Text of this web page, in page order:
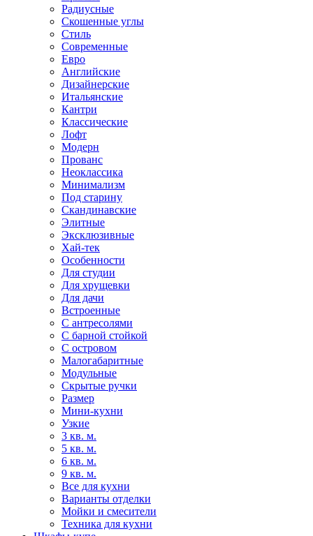
Радиусные
Скошенные углы
Стиль
Современные
Евро
Английские
Дизайнерские
Итальянские
Кантри
Классические
Лофт
Модерн
Прованс
Неоклассика
Минимализм
Под старину
Скандинавские
Элитные
Эксклюзивные
Хай-тек
Особенности
Для студии
Для хрущевки
Для дачи
Встроенные
С антресолями
С барной стойкой
С островом
Малогабаритные
Модульные
Скрытые ручки
Размер
Мини-кухни
Узкие
3 кв. м.
5 кв. м.
6 кв. м.
9 кв. м.
Все для кухни
Варианты отделки
Мойки и смесители
Техника для кухни